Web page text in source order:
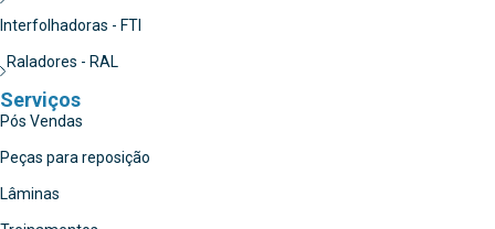
Interfolhadoras - FTI
Raladores - RAL
Serviços
Pós Vendas
Peças para reposição
Lâminas